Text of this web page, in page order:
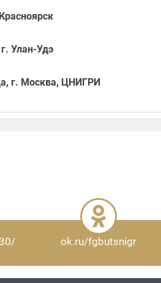
Улан-Удэ
г. Москва, ЦНИГРИ
ok.ru/fgbutsnigr